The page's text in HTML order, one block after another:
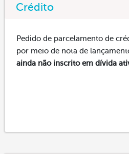
Crédito
Pedido de parcelamento de
por meio de nota de
ainda não inscrito em dívida